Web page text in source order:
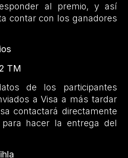
al premio, y así
contar con los ganadores
TM
de los participantes
a Visa a más tardar
contactará directamente
hacer la entrega del